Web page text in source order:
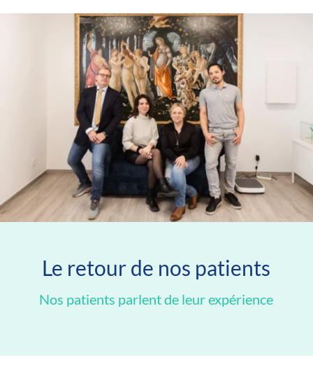
Le retour de nos patients
Nos patients parlent de leur expérience